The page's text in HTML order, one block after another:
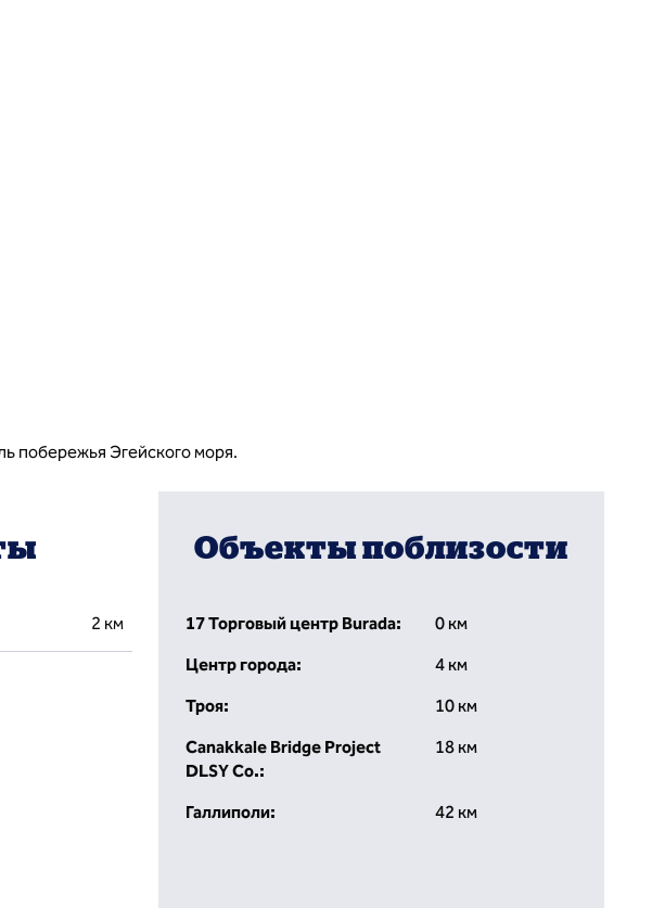
побережья Эгейского моря.
2 км
Объекты поблизости
17 Торговый центр Burada:
0 км
Центр города:
4 км
Троя:
10 км
Canakkale Bridge Project
DLSY Co.:
18 км
Галлиполи: 42 км